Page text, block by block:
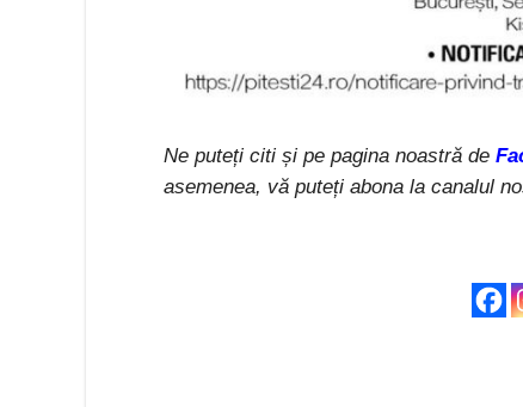
Ne puteți citi și pe pagina noastră de
asemenea, vă puteți abona la canalul